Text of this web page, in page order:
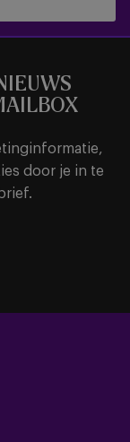
door je in te